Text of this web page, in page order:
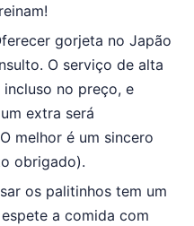
gorjeta no Japão
O serviço de alta
no preço, e
extra será
melhor é um sincero
obrigado).
os palitinhos tem um
a comida com